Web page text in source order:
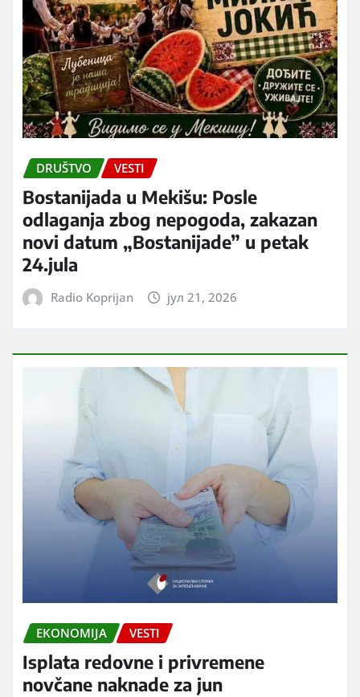
DRUŠTVO VESTI
Bostanijada u Mekišu: Posle
odlaganja zbog nepogoda, zakazan
novi datum „Bostanijade” u petak
24.jula
Radio Koprijan јул 21, 2026
EKONOMIJA VESTI
Isplata redovne i privremene
novčane naknade za jun